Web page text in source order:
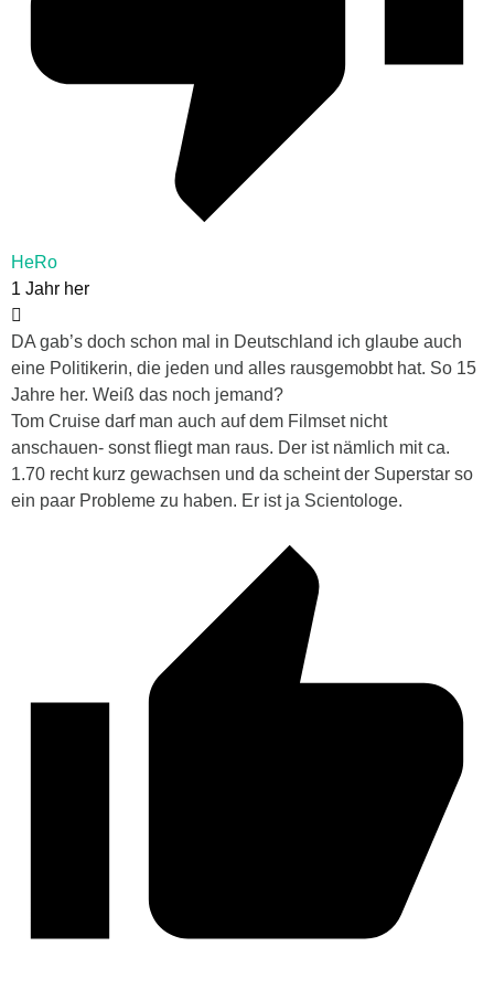
HeRo
1 Jahr her
DA gab’s doch schon mal in Deutschland ich glaube auch
eine Politikerin, die jeden und alles rausgemobbt hat. So 15
Jahre her. Weiß das noch jemand?
Tom Cruise darf man auch auf dem Filmset nicht
anschauen- sonst fliegt man raus. Der ist nämlich mit ca.
1.70 recht kurz gewachsen und da scheint der Superstar so
ein paar Probleme zu haben. Er ist ja Scientologe.